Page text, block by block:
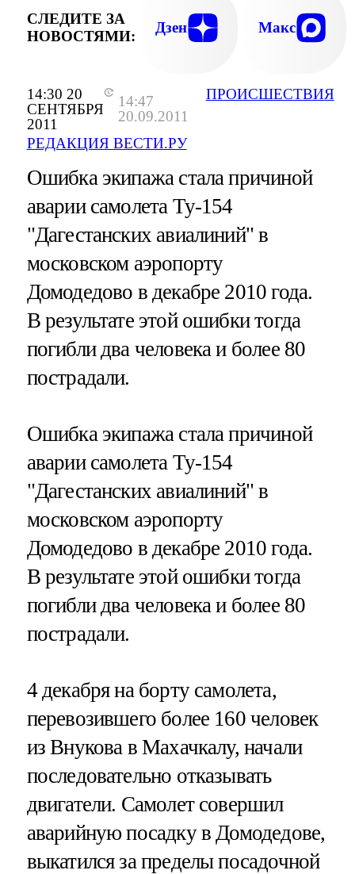
14:30 20
СЕНТЯБРЯ
2011
14:47
20.09.2011
РЕДАКЦИЯ ВЕСТИ.РУ
ПРОИСШЕСТВИЯ
ДВИГАТЕЛЕЙ СОВЕРШИЛ
ПОСАДКУ В ДОМОДЕДОВЕ.
ЧЕЛОВЕКА ПОГИБЛИ И 87
СЛЕДИТЕ ЗА
НОВОСТЯМИ:
Дзен Макс
Ошибка экипажа стала причиной
аварии самолета Ту-154
"Дагестанских авиалиний" в
московском аэропорту
Домодедово в декабре 2010 года.
В результате этой ошибки тогда
погибли два человека и более 80
пострадали.
Ошибка экипажа стала причиной
аварии самолета Ту-154
"Дагестанских авиалиний" в
московском аэропорту
Домодедово в декабре 2010 года.
В результате этой ошибки тогда
погибли два человека и более 80
пострадали.
4 декабря на борту самолета,
перевозившего более 160 человек
из Внукова в Махачкалу, начали
последовательно отказывать
двигатели. Самолет совершил
аварийную посадку в Домодедове,
выкатился за пределы посадочной